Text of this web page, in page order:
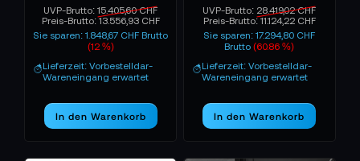
UVP-Brutto:15.405,60 CHF
Preis-Brutto:13.556,93 CHF
Sie sparen: 1.848,67 CHF Brutto
(12 %)
Lieferzeit: Vorbestelldar-
Wareneingang erwartet
In den Warenkorb
UVP-Brutto: 28.419,02 CHF
Preis-Brutto:11.124,22 CHF
Sie sparen: 17.294,80 CHF
Brutto(60.86 %)
Lieferzeit: Vorbestelldar-
Wareneingang erwartet
In den Warenkorb